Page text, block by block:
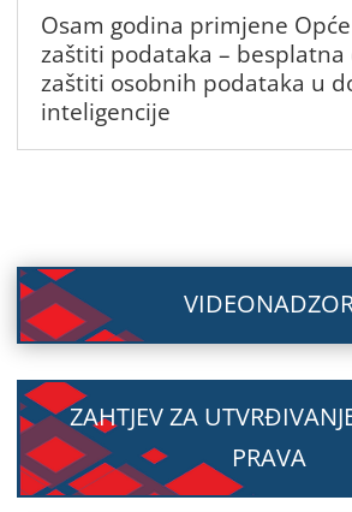
Osam godina primjene
zaštiti podataka – besplatna
zaštiti osobnih podataka u
inteligencije
ZAHTJEV ZA
PRAVA